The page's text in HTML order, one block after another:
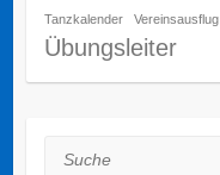
Tanzkalender Vereinsausflug
Übungsleiter
Suche